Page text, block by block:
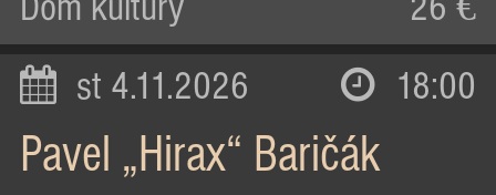
Dom kultúry 26 €
st 4.11.2026 18:00
Pavel „Hirax“ Baričák